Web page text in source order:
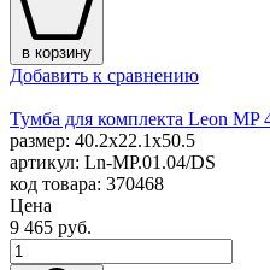
в корзину
Добавить к сравнению
Тумба для комплекта Leon MP
размер: 40.2x22.1x50.5
артикул: Ln-MP.01.04/DS
код товара: 370468
Цена
9 465 руб.